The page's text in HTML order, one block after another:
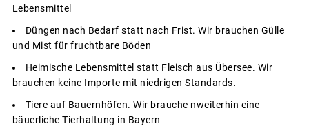
Lebensmittel
Düngen nach Bedarf statt nach Frist. Wir brauchen Gülle
und Mist für fruchtbare Böden
Heimische Lebensmittel statt Fleisch aus Übersee. Wir
brauchen keine Importe mit niedrigen Standards.
Tiere auf Bauernhöfen. Wir brauche nweiterhin eine
bäuerliche Tierhaltung in Bayern